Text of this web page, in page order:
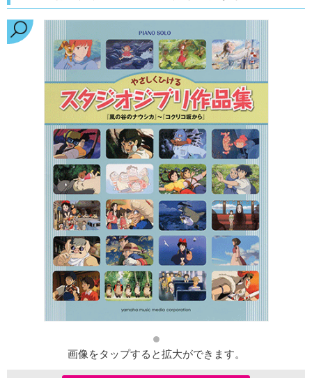
画像をタップすると拡大ができます。